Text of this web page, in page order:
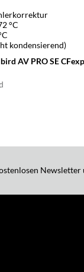
°C
kondensierend)
AV PRO SE